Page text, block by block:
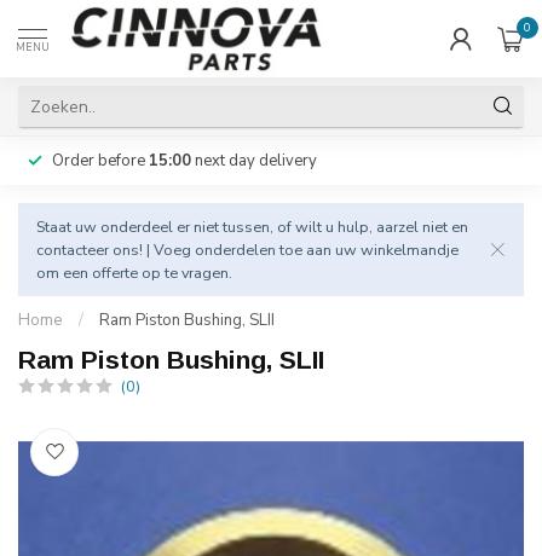
MENU
0
Order before 15:00next day delivery
Staat uw onderdeel er niet tussen, of wilt u hulp, aarzel niet en
contacteer ons! | Voeg onderdelen toe aan uw winkelmandje
om een offerte op te vragen.
Home / Ram Piston Bushing, SLII
Ram Piston Bushing, SLII
(0)